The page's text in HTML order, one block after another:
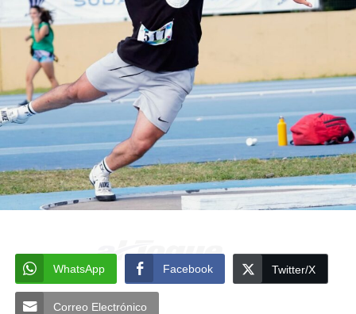
WhatsApp Facebook Twitter/X
Correo Electrónico